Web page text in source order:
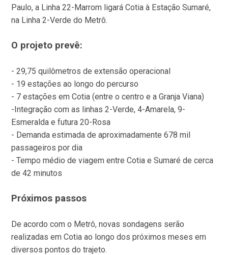
Paulo, a Linha 22-Marrom ligará Cotia à Estação Sumaré,
na Linha 2-Verde do Metrô.
O projeto prevê:
- 29,75 quilômetros de extensão operacional
- 19 estações ao longo do percurso
- 7 estações em Cotia (entre o centro e a Granja Viana)
-Integração com as linhas 2-Verde, 4-Amarela, 9-
Esmeralda e futura 20-Rosa
- Demanda estimada de aproximadamente 678 mil
passageiros por dia
- Tempo médio de viagem entre Cotia e Sumaré de cerca
de 42 minutos
Próximos passos
De acordo com o Metrô, novas sondagens serão
realizadas em Cotia ao longo dos próximos meses em
diversos pontos do trajeto.